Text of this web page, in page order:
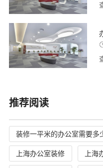
推荐阅读
装修一平米的办公室需要多
上海办公室装修 上海